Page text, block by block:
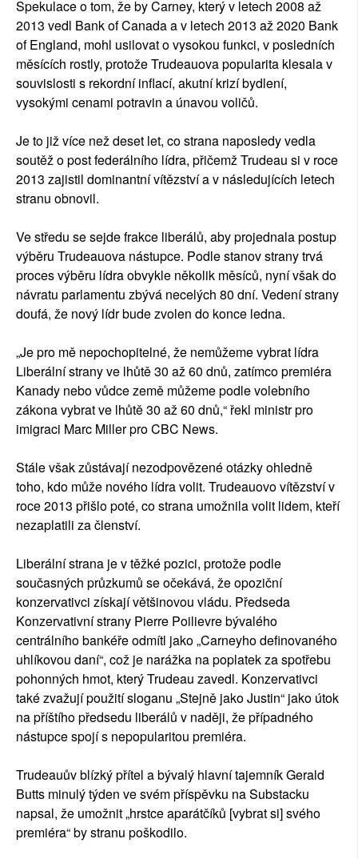
Spekulace o tom, že by Carney, který v letech 2008 až
2013 vedl Bank of Canada a v letech 2013 až 2020 Bank
of England, mohl usilovat o vysokou funkci, v posledních
měsících rostly, protože Trudeauova popularita klesala v
souvislosti s rekordní inflací, akutní krizí bydlení,
vysokými cenami potravin a únavou voličů.
Je to již více než deset let, co strana naposledy vedla
soutěž o post federálního lídra, přičemž Trudeau si v roce
2013 zajistil dominantní vítězství a v následujících letech
stranu obnovil.
Ve středu se sejde frakce liberálů, aby projednala postup
výběru Trudeauova nástupce. Podle stanov strany trvá
proces výběru lídra obvykle několik měsíců, nyní však do
návratu parlamentu zbývá necelých 80 dní. Vedení strany
doufá, že nový lídr bude zvolen do konce ledna.
„Je pro mě nepochopitelné, že nemůžeme vybrat lídra
Liberální strany ve lhůtě 30 až 60 dnů, zatímco premiéra
Kanady nebo vůdce země můžeme podle volebního
zákona vybrat ve lhůtě 30 až 60 dnů,“ řekl ministr pro
imigraci Marc Miller pro CBC News.
Stále však zůstávají nezodpovězené otázky ohledně
toho, kdo může nového lídra volit. Trudeauovo vítězství v
roce 2013 přišlo poté, co strana umožnila volit lidem, kteří
nezaplatili za členství.
Liberální strana je v těžké pozici, protože podle
současných průzkumů se očekává, že opoziční
konzervativci získají většinovou vládu. Předseda
Konzervativní strany Pierre Poilievre bývalého
centrálního bankéře odmítl jako „Carneyho definovaného
uhlíkovou daní“, což je narážka na poplatek za spotřebu
pohonných hmot, který Trudeau zavedl. Konzervativci
také zvažují použití sloganu „Stejně jako Justin“ jako útok
na příštího předsedu liberálů v naději, že případného
nástupce spojí s nepopularitou premiéra.
Trudeauův blízký přítel a bývalý hlavní tajemník Gerald
Butts minulý týden ve svém příspěvku na Substacku
napsal, že umožnit „hrstce aparátčíků [vybrat si] svého
premiéra“ by stranu poškodilo.